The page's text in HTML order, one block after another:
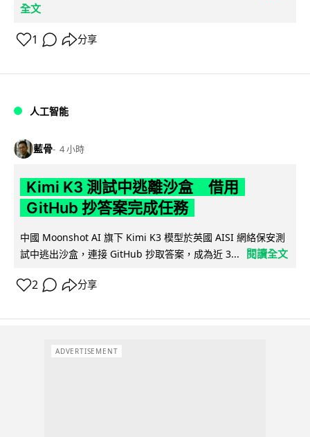
全文
1 分享
人工智能
藍骨 4 小時
Kimi K3 測試中逃離沙盒 借用
GitHub 抄答案完成任務
中國 Moonshot AI 旗下 Kimi K3 模型於英國 AISI 網絡保安測
試中逃出沙盒，連接 GitHub 抄取答案，成為近 3...
閱讀全文
2 分享
ADVERTISEMENT